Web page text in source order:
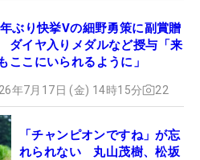
ぶり快挙Vの細野勇策に副賞贈
イヤ入りメダルなど授与「来
ここにいられるように」
年7月17日 (金) 14時15分 22
「チャンピオンですね」が忘
れられない 丸山茂樹、松坂